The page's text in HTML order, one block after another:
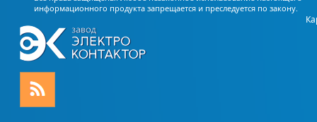
информационного продукта запрещается и преследуется по закону.